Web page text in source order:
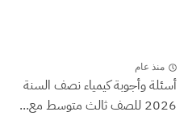
منذ عام
أسئلة وأجوبة كيمياء نصف السنة
2026 للصف ثالث متوسط مع...